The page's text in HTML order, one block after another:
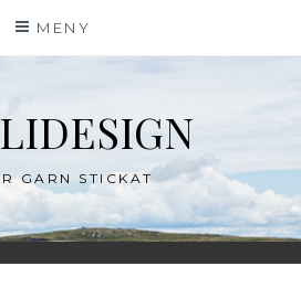
MENY
GARN STICKAT